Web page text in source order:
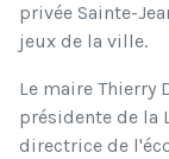
privée Sainte-
jeux de la ville.
Le maire Thierry
présidente de la
directrice de